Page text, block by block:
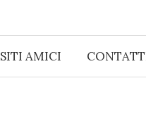
SITI AMICI